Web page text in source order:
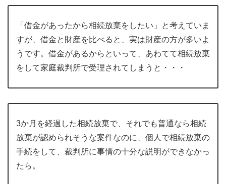
「借金があったから相続放棄をしたい」と考えていま
すが、借金と財産を比べると、実は財産の方が多いよ
うです。借金があるからといって、あわてて相続放棄
をして家庭裁判所で受理されてしまうと・・・
3か月を経過した相続放棄で、それでも普通なら相続
放棄が認められそうな案件なのに、個人で相続放棄の
手続をして、裁判所に事情の十分な説明ができなかっ
たら。